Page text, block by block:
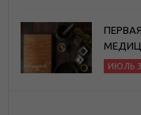
ИЮЛЬ